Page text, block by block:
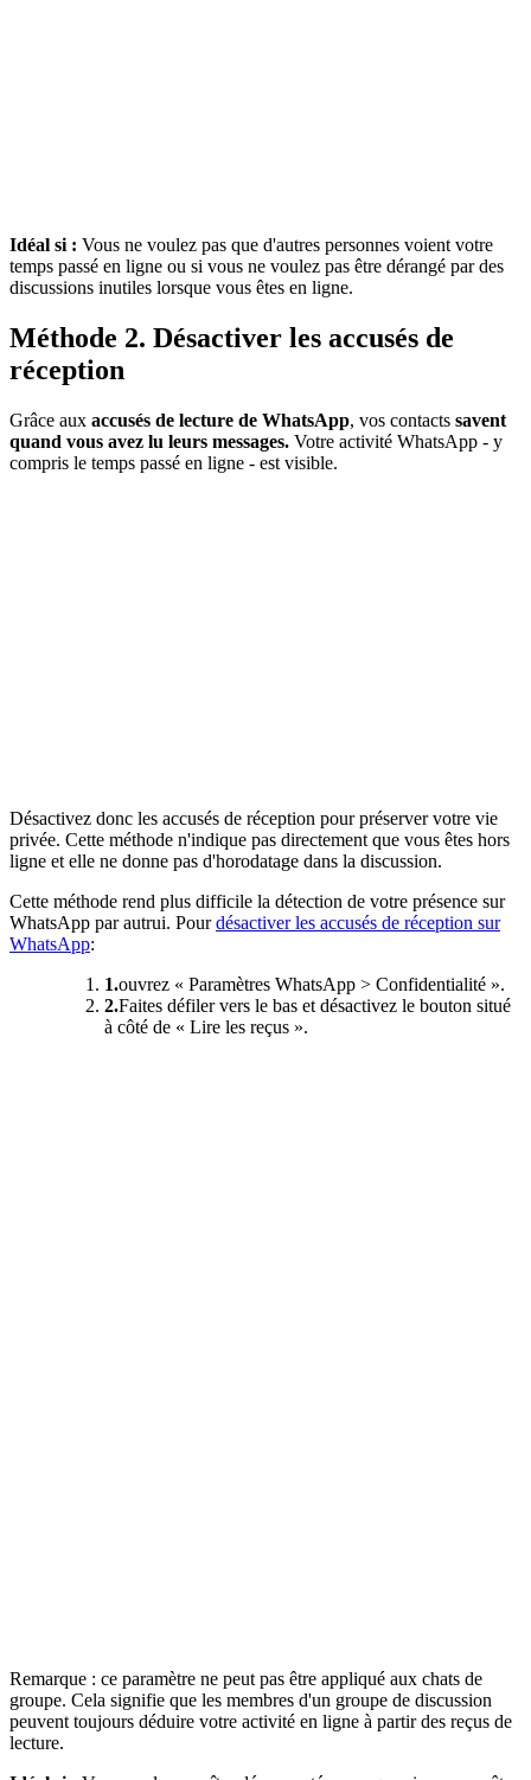
Idéal si : Vous ne voulez pas que d'autres personnes voient votre
temps passé en ligne ou si vous ne voulez pas être dérangé par des
discussions inutiles lorsque vous êtes en ligne.
Méthode 2. Désactiver les accusés de
réception
Grâce aux accusés de lecture de WhatsApp, vos contacts savent
quand vous avez lu leurs messages. Votre activité WhatsApp - y
compris le temps passé en ligne - est visible.
Désactivez donc les accusés de réception pour préserver votre vie
privée. Cette méthode n'indique pas directement que vous êtes hors
ligne et elle ne donne pas d'horodatage dans la discussion.
Cette méthode rend plus difficile la détection de votre présence sur
WhatsApp par autrui. Pourdésactiver les accusés de réception sur
WhatsApp:
1.ouvrez « Paramètres WhatsApp > Confidentialité ».
2.Faites défiler vers le bas et désactivez le bouton situé
à côté de « Lire les reçus ».
Remarque : ce paramètre ne peut pas être appliqué aux chats de
groupe. Cela signifie que les membres d'un groupe de discussion
peuvent toujours déduire votre activité en ligne à partir des reçus de
lecture.